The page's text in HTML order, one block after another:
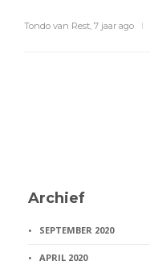
Tondo van Rest, 7 jaar ago
Archief
SEPTEMBER 2020
APRIL 2020